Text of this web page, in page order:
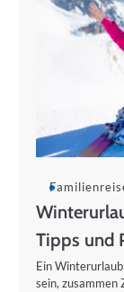
Tipps und
Ein
sein, zusammen